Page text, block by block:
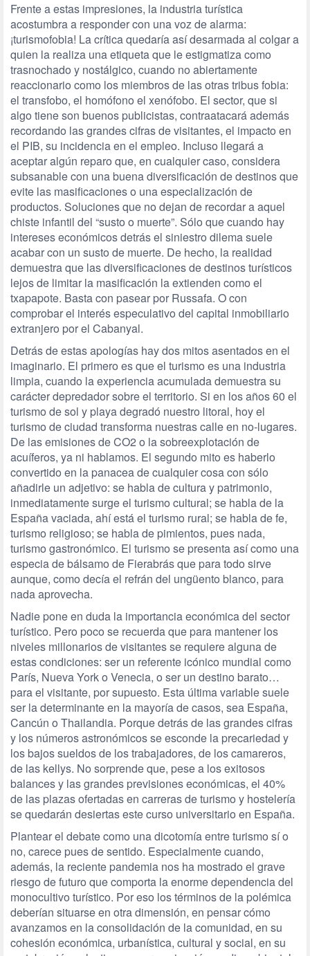
Frente a estas impresiones, la industria turística
acostumbra a responder con una voz de alarma:
¡turismofobia! La crítica quedaría así desarmada al colgar a
quien la realiza una etiqueta que le estigmatiza como
trasnochado y nostálgico, cuando no abiertamente
reaccionario como los miembros de las otras tribus fobia:
el transfobo, el homófono el xenófobo. El sector, que si
algo tiene son buenos publicistas, contraatacará además
recordando las grandes cifras de visitantes, el impacto en
el PIB, su incidencia en el empleo. Incluso llegará a
aceptar algún reparo que, en cualquier caso, considera
subsanable con una buena diversificación de destinos que
evite las masificaciones o una especialización de
productos. Soluciones que no dejan de recordar a aquel
chiste infantil del “susto o muerte”. Sólo que cuando hay
intereses económicos detrás el siniestro dilema suele
acabar con un susto de muerte. De hecho, la realidad
demuestra que las diversificaciones de destinos turísticos
lejos de limitar la masificación la extienden como el
txapapote. Basta con pasear por Russafa. O con
comprobar el interés especulativo del capital inmobiliario
extranjero por el Cabanyal.
Detrás de estas apologías hay dos mitos asentados en el
imaginario. El primero es que el turismo es una industria
limpia, cuando la experiencia acumulada demuestra su
carácter depredador sobre el territorio. Si en los años 60 el
turismo de sol y playa degradó nuestro litoral, hoy el
turismo de ciudad transforma nuestras calle en no-lugares.
De las emisiones de CO2 o la sobreexplotación de
acuíferos, ya ni hablamos. El segundo mito es haberlo
convertido en la panacea de cualquier cosa con sólo
añadirle un adjetivo: se habla de cultura y patrimonio,
inmediatamente surge el turismo cultural; se habla de la
España vaciada, ahí está el turismo rural; se habla de fe,
turismo religioso; se habla de pimientos, pues nada,
turismo gastronómico. El turismo se presenta así como una
especia de bálsamo de Fierabrás que para todo sirve
aunque, como decía el refrán del ungüento blanco, para
nada aprovecha.
Nadie pone en duda la importancia económica del sector
turístico. Pero poco se recuerda que para mantener los
niveles millonarios de visitantes se requiere alguna de
estas condiciones: ser un referente icónico mundial como
París, Nueva York o Venecia, o ser un destino barato…
para el visitante, por supuesto. Esta última variable suele
ser la determinante en la mayoría de casos, sea España,
Cancún o Thailandia. Porque detrás de las grandes cifras
y los números astronómicos se esconde la precariedad y
los bajos sueldos de los trabajadores, de los camareros,
de las kellys. No sorprende que, pese a los exitosos
balances y las grandes previsiones económicas, el 40%
de las plazas ofertadas en carreras de turismo y hostelería
se quedarán desiertas este curso universitario en España.
Plantear el debate como una dicotomía entre turismo sí o
no, carece pues de sentido. Especialmente cuando,
además, la reciente pandemia nos ha mostrado el grave
riesgo de futuro que comporta la enorme dependencia del
monocultivo turístico. Por eso los términos de la polémica
deberían situarse en otra dimensión, en pensar cómo
avanzamos en la consolidación de la comunidad, en su
cohesión económica, urbanística, cultural y social, en su